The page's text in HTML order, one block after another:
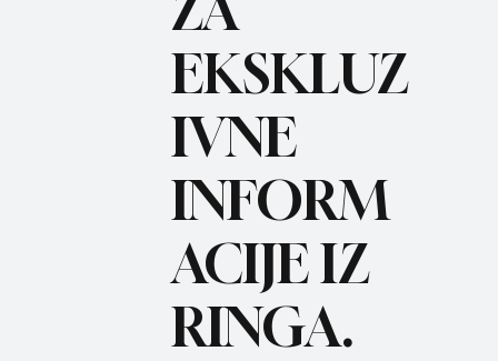
REC
EKSKLUZ
IVNE
INFORM
ACIJE IZ
RINGA.